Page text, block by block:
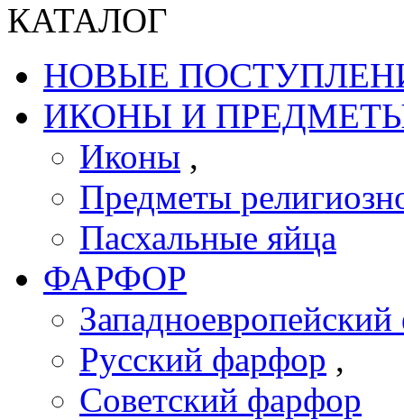
КАТАЛОГ
НОВЫЕ
ИКОНЫ И
Иконы ,
Предметы
Пасхальные яйца
ФАРФОР
Русский фарфор ,
Советский фарфор